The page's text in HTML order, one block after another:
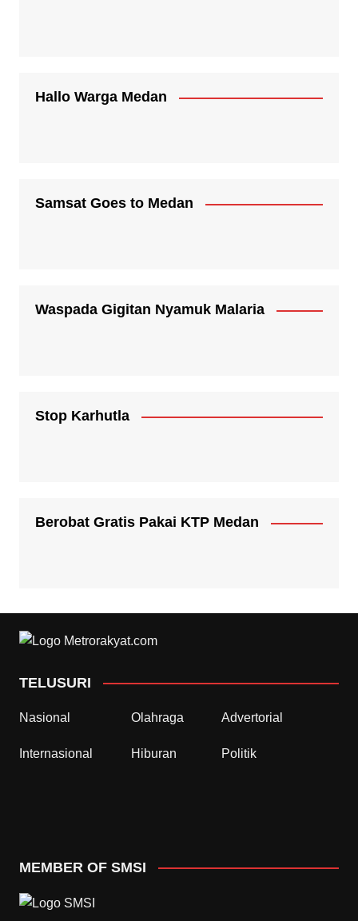
Hallo Warga Medan
Samsat Goes to Medan
Waspada Gigitan Nyamuk Malaria
Stop Karhutla
Berobat Gratis Pakai KTP Medan
TELUSURI
Nasional Olahraga Advertorial
Internasional Hiburan Politik
MEMBER OF SMSI